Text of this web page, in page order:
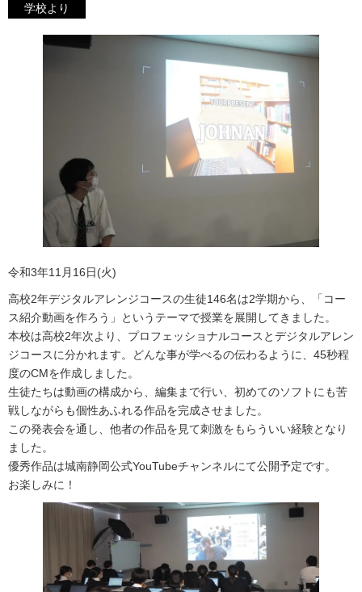
学校より
令和3年11月16日(火)
高校2年デジタルアレンジコースの生徒146名は2学期から、「コー
ス紹介動画を作ろう」というテーマで授業を展開してきました。
本校は高校2年次より、プロフェッショナルコースとデジタルアレン
ジコースに分かれます。どんな事が学べるの伝わるように、45秒程
度のCMを作成しました。
生徒たちは動画の構成から、編集まで行い、初めてのソフトにも苦
戦しながらも個性あふれる作品を完成させました。
この発表会を通し、他者の作品を見て刺激をもらういい経験となり
ました。
優秀作品は城南静岡公式YouTubeチャンネルにて公開予定です。
お楽しみに！